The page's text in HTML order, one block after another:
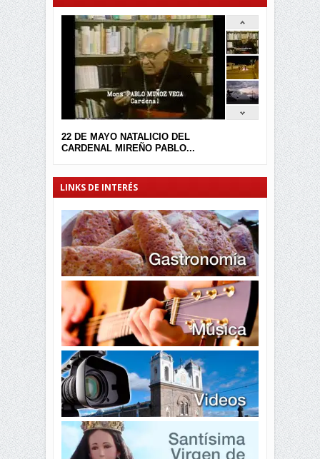
22 DE MAYO NATALICIO DEL
CARDENAL MIREÑO PABLO...
LINKS DE INTERÉS